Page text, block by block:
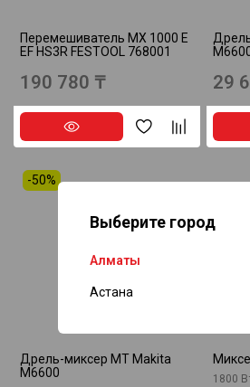
Выберите город
Алматы
Астана
Перемешиватель MX 1000 E
EF HS3R FESTOOL 768001
190 780 ₸ 29
Нет в наличии
-50%
Дрель-миксер MT Makita
M6600
1800